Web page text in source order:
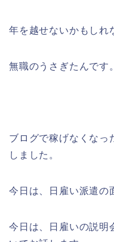
年を越せないかもしれ
無職のうさぎたんです。
ブログで稼げなくなっ
しました。
今日は、日雇い派遣の
今日は、日雇いの説明